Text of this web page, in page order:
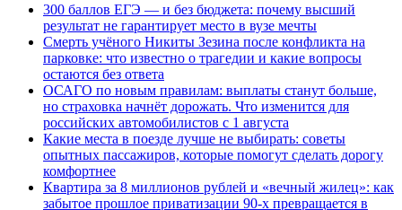
300 баллов ЕГЭ — и без бюджета: почему высший
результат не гарантирует место в вузе мечты
Смерть учёного Никиты Зезина после конфликта на
парковке: что известно о трагедии и какие вопросы
остаются без ответа
ОСАГО по новым правилам: выплаты станут больше,
но страховка начнёт дорожать. Что изменится для
российских автомобилистов с 1 августа
Какие места в поезде лучше не выбирать: советы
опытных пассажиров, которые помогут сделать дорогу
комфортнее
Квартира за 8 миллионов рублей и «вечный жилец»: как
забытое прошлое приватизации 90-х превращается в